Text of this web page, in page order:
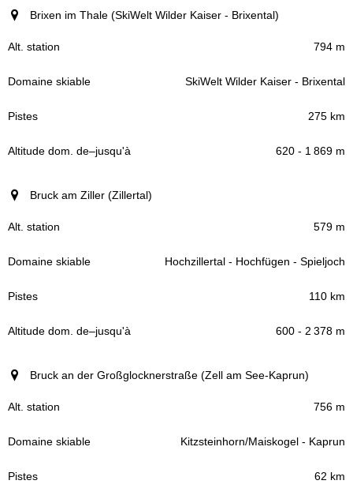
Brixen im Thale (SkiWelt Wilder Kaiser - Brixental)
794 m
SkiWelt Wilder Kaiser - Brixental
275 km
620 - 1 869 m
Bruck am Ziller (Zillertal)
579 m
Hochzillertal - Hochfügen - Spieljoch
110 km
600 - 2 378 m
Bruck an der Großglocknerstraße (Zell am See-Kaprun)
756 m
Kitzsteinhorn/Maiskogel - Kaprun
62 km